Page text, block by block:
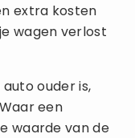
extra kosten
wagen verlost
ouder is,
een
waarde van de